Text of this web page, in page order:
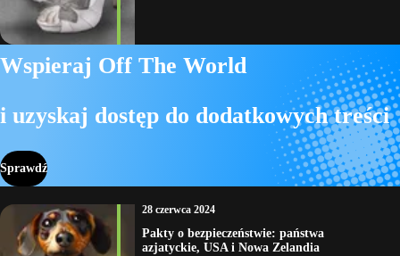
Wspieraj Off The World
i uzyskaj dostęp do dodatkowych treści
Sprawdź
28 czerwca 2024
Pakty o bezpieczeństwie: państwa
azjatyckie, USA i Nowa Zelandia